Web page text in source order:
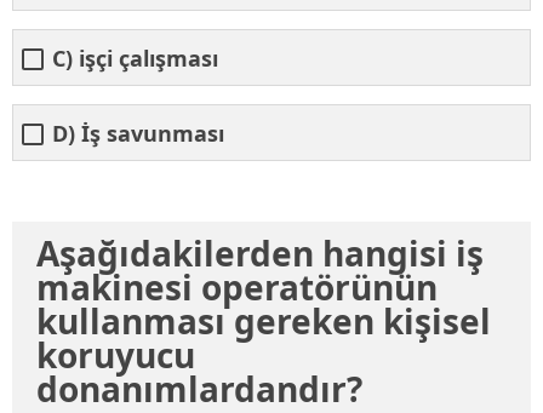
C) işçi çalışması
D) İş savunması
Aşağıdakilerden hangisi iş
makinesi operatörünün
kullanması gereken kişisel
koruyucu
donanımlardandır?